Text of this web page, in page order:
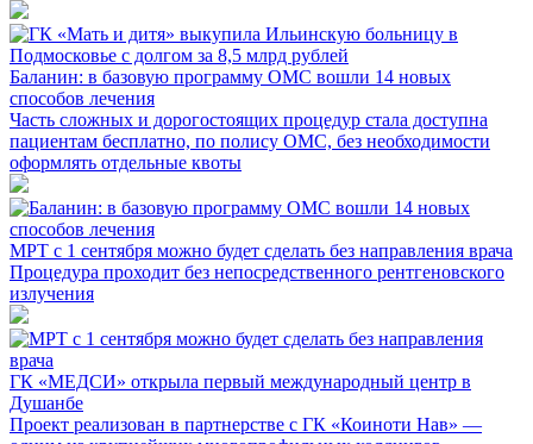
Баланин: в базовую программу ОМС вошли 14 новых
способов лечения
Часть сложных и дорогостоящих процедур стала доступна
пациентам бесплатно, по полису ОМС, без необходимости
оформлять отдельные квоты
МРТ с 1 сентября можно будет сделать без направления врача
Процедура проходит без непосредственного рентгеновского
излучения
ГК «МЕДСИ» открыла первый международный центр в
Душанбе
Проект реализован в партнерстве с ГК «Коиноти Нав» —